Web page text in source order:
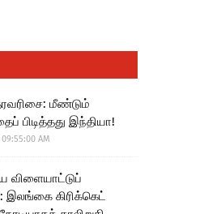
மீண்டும்
பிடித்தது இந்தியா!
AM
விளையாட்டுப்
இலங்கை கிரிக்கெட்